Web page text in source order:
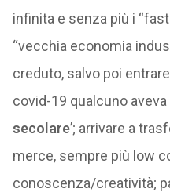
infinita e senza più i
“vecchia economia
creduto, salvo poi
covid-19 qualcuno
secolare’; arrivare a
merce, sempre più low
conoscenza/creatività;